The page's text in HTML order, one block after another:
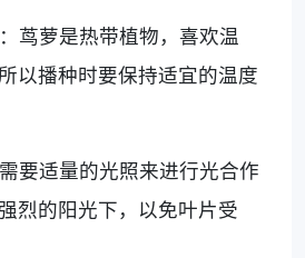
茑萝是热带植物，喜欢温
以播种时要保持适宜的温度
要适量的光照来进行光合作
烈的阳光下，以免叶片受